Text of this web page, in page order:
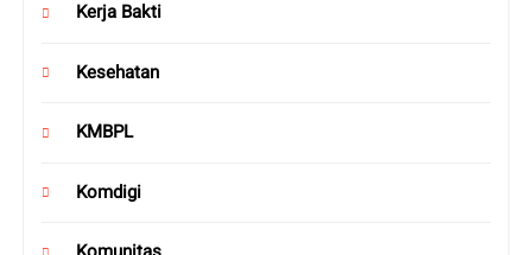
Kerja Bakti
Kesehatan
KMBPL
Komdigi